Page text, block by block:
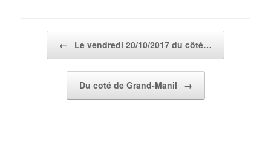
← Le vendredi 20/10/2017 du côté…
Du coté de Grand-Manil →